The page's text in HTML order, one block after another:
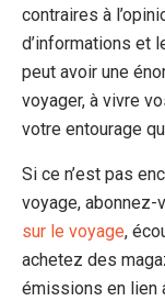
contraires à
d’informations et
peut avoir une
voyager, à vivre
votre entourage
Si ce n’est pas
voyage, abonnez-
sur le voyage,
achetez des
émissions en lien